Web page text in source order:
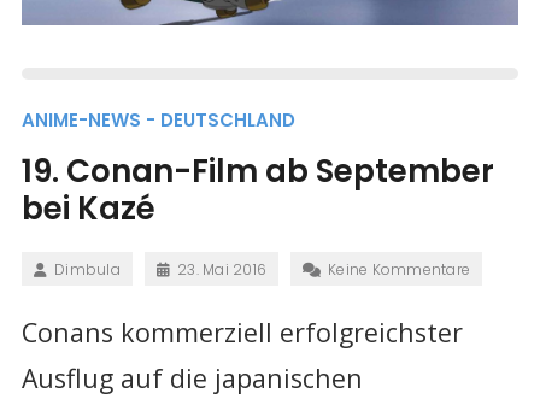
ANIME-NEWS - DEUTSCHLAND
19. Conan-Film ab September
bei Kazé
Dimbula 23. Mai 2016 Keine Kommentare
Conans kommerziell erfolgreichster
Ausflug auf die japanischen